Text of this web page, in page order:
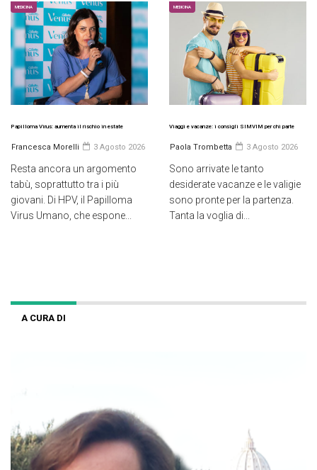
MEDICINA
Papilloma Virus: aumenta il rischio in estate
Francesca Morelli 3 Agosto 2026
Resta ancora un argomento
tabù, soprattutto tra i più
giovani. Di HPV, il Papilloma
Virus Umano, che espone...
MEDICINA
Viaggi e vacanze: i consigli SIMVIM per chi parte
Paola Trombetta 3 Agosto 2026
Sono arrivate le tanto
desiderate vacanze e le valigie
sono pronte per la partenza.
Tanta la voglia di...
A CURA DI